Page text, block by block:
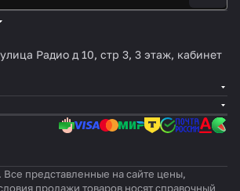
Радио д 10, стр 3, 3 этаж, кабинет
представленные на сайте цены,
продажи товаров носят справочный